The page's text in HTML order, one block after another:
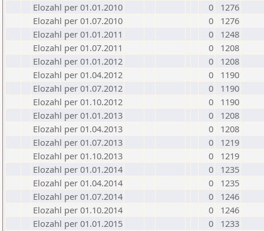
Elozahl per 01.01.2010
0
1276
Elozahl per 01.07.2010
0
1276
Elozahl per 01.01.2011
0
1248
Elozahl per 01.07.2011
0
1208
Elozahl per 01.01.2012
0
1208
Elozahl per 01.04.2012
0
1190
Elozahl per 01.07.2012
0
1190
Elozahl per 01.10.2012
0
1190
Elozahl per 01.01.2013
0
1208
Elozahl per 01.04.2013
0
1208
Elozahl per 01.07.2013
0
1219
Elozahl per 01.10.2013
0
1219
Elozahl per 01.01.2014
0
1235
Elozahl per 01.04.2014
0
1235
Elozahl per 01.07.2014
0
1246
Elozahl per 01.10.2014
0
1246
Elozahl per 01.01.2015
0
1233